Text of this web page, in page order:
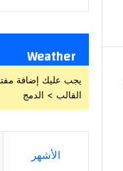
Weather
القالب > الدمج
الأشهر